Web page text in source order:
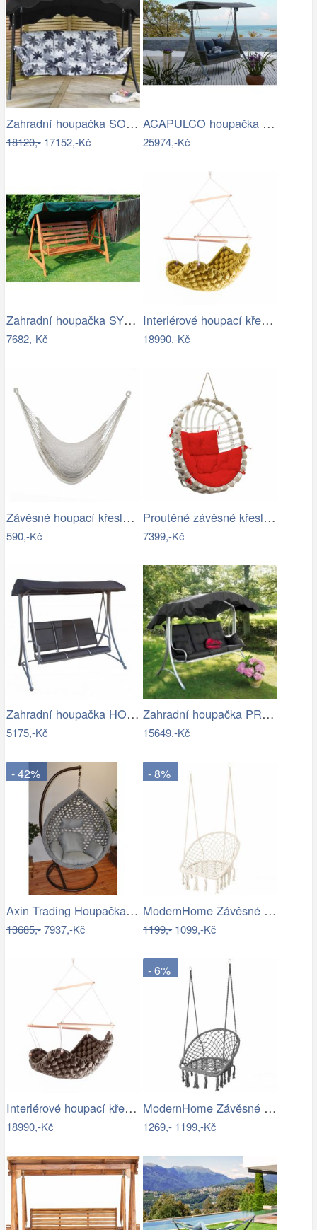
Zahradní houpačka SOFFIA - GD
18120,-17152,-Kč
ACAPULCO houpačka ROJAPLAST
25974,-Kč
Zahradní houpačka SYLVA Rojaplast
7682,-Kč
Interiérové houpací křeslo Swingy In…
18990,-Kč
Závěsné houpací křeslo KAZAN Tempo…
590,-Kč
Proutěné závěsné křeslo Lena, bílý rám…
7399,-Kč
Zahradní houpačka HOLLYWOOD ROJAPLAST
5175,-Kč
Zahradní houpačka PRAGG - GD
15649,-Kč
- 42%
Axin Trading Houpačka závěsná Charlotte
13685,-7937,-Kč
- 8%
ModernHome Závěsné křeslo s třásněmi -…
1199,-1099,-Kč
Interiérové houpací křeslo Swingy In…
18990,-Kč
- 6%
ModernHome Závěsné křeslo s třásněmi -…
1269,-1199,-Kč